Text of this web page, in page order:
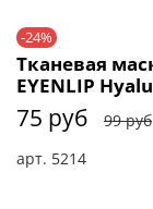
-24%
арт. 5214
Тканевая
EYENLIP
75 руб 99 руб